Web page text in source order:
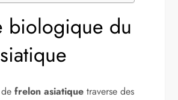
biologique du
defrelon asiatique traverse des